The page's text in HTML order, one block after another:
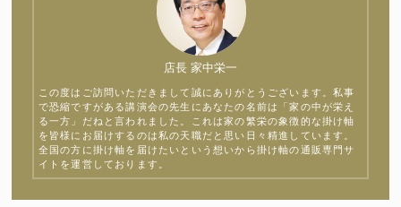
店長 家中栄一
この度はご訪問いただきまして誠にありがとうございます。私事
で恐縮ですがある講演会の先生にあなたの名前は「家の中が栄え
る一方」だねと言われました。これは家の繁栄の象徴的な掛け軸
を皆様にお届けするのは私の天職だと思い日々精進しています。
全国の方に掛け軸を届けたいという想いから掛け軸の通販専門サ
イトを運営しております。